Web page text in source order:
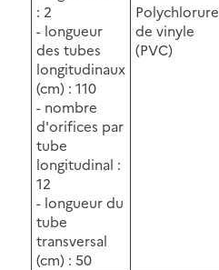
: 2
- longueur
des tubes
longitudinaux
(cm) : 110
- nombre
d'orifices par
tube
longitudinal :
12
- longueur du
tube
transversal
(cm) : 50
Polychlorure
de vinyle
(PVC)